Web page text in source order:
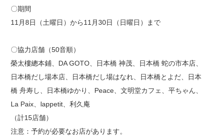
〇期間
11月8日（土曜日）から11月30日（日曜日）まで
〇協力店舗（50音順）
榮太樓總本鋪、DA GOTO、日本橋 神茂、日本橋 蛇の市本店、
日本橋だし場本店、日本橋だし場はなれ、日本橋とよだ、日本
橋 舟寿し、日本橋ゆかり、Peace、文明堂カフェ、平ちゃん、
La Paix、lappetit、利久庵
（計15店舗）
注意：予約が必要なお店があります。